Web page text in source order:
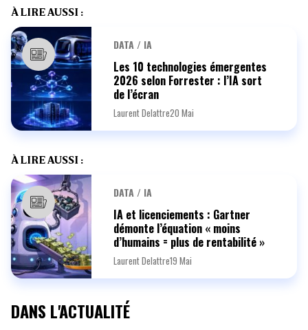
À LIRE AUSSI :
DATA / IA
Les 10 technologies émergentes
2026 selon Forrester : l’IA sort
de l’écran
Laurent Delattre20 Mai
À LIRE AUSSI :
DATA / IA
IA et licenciements : Gartner
démonte l’équation « moins
d’humains = plus de rentabilité »
Laurent Delattre19 Mai
DANS L'ACTUALITÉ